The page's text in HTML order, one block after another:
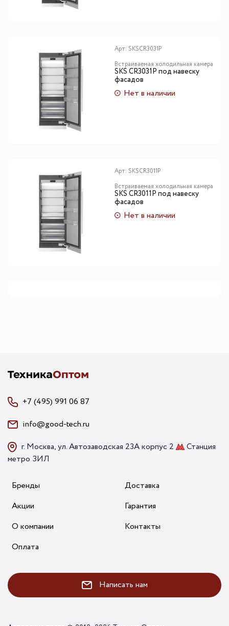
Арт: SKSCR3031P
Встраиваемая холодильная камера
SKS CR3031P под навеску
фасадов
Нет в наличии
Арт: SKSCR3011P
Встраиваемая холодильная камера
SKS CR3011P под навеску
фасадов
Нет в наличии
+7 (495) 991 06 87
info@good-tech.ru
г. Москва, ул. Автозаводская 23А корпус 2
Станция
метро ЗИЛ
Бренды
Акции
О компании
Оплата
Доставка
Гарантия
Контакты
Написать нам